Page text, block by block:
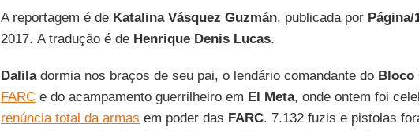
A reportagem é deKatalina Vásquez Guzmán, publicada por Página/
2017. A tradução é de Henrique Denis Lucas.
Daliladormia nos braços de seu pai, o lendário comandante do Bloco
FARCe do acampamento guerrilheiro em El Meta, onde ontem foi
renúncia total da armas em poder das FARC. 7.132 fuzis e pistolas